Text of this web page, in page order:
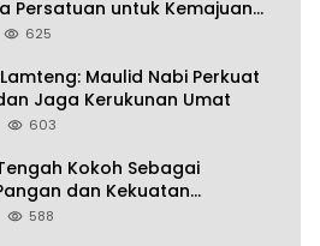
Persatuan untuk Kemajuan
625
Maulid Nabi Perkuat
Jaga Kerukunan Umat
603
Kokoh Sebagai
dan Kekuatan
Lampung, Komang Koheri:
588